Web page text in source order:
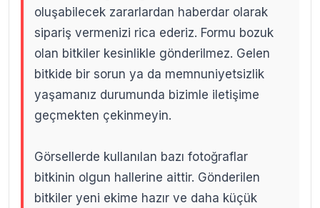
oluşabilecek zararlardan haberdar olarak
sipariş vermenizi rica ederiz. Formu bozuk
olan bitkiler kesinlikle gönderilmez. Gelen
bitkide bir sorun ya da memnuniyetsizlik
yaşamanız durumunda bizimle iletişime
geçmekten çekinmeyin.
Görsellerde kullanılan bazı fotoğraflar
bitkinin olgun hallerine aittir. Gönderilen
bitkiler yeni ekime hazır ve daha küçük